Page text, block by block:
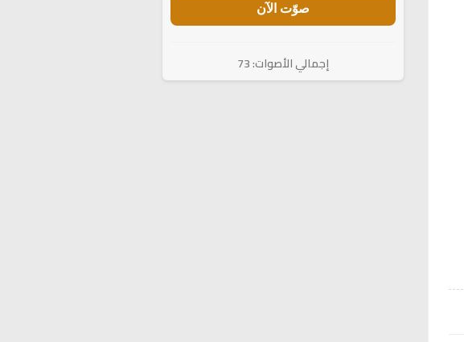
صوّت الآن
إجمالي الأصوات: 73